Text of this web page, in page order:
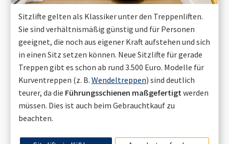
Sitzlifte gelten als Klassiker unter den Treppenliften.
Sie sind verhältnismäßig günstig und für Personen
geeignet, die noch aus eigener Kraft aufstehen und sich
in einen Sitz setzen können. Neue Sitzlifte für gerade
Treppen gibt es schon ab rund 3.500 Euro. Modelle für
Kurventreppen (z. B. Wendeltreppen) sind deutlich
teurer, da die Führungsschienen maßgefertigt werden
müssen. Dies ist auch beim Gebrauchtkauf zu
beachten.